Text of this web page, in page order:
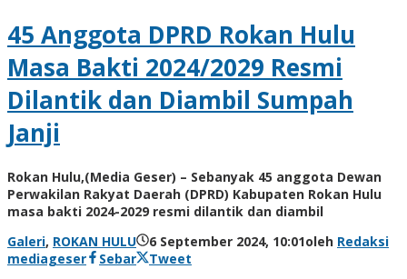
45 Anggota DPRD Rokan Hulu
Masa Bakti 2024/2029 Resmi
Dilantik dan Diambil Sumpah
Janji
Rokan Hulu,(Media Geser) – Sebanyak 45 anggota Dewan
Perwakilan Rakyat Daerah (DPRD) Kabupaten Rokan Hulu
masa bakti 2024-2029 resmi dilantik dan diambil
Galeri, ROKAN HULU 6 September 2024, 10:01oleh Redaksi
mediageser
Sebar
Tweet